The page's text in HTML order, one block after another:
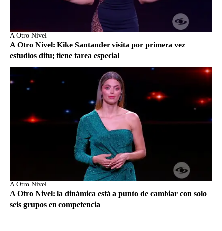
A Otro Nivel
A Otro Nivel: Kike Santander visita por primera vez
estudios ditu; tiene tarea especial
A Otro Nivel
A Otro Nivel: la dinámica está a punto de cambiar con solo
seis grupos en competencia